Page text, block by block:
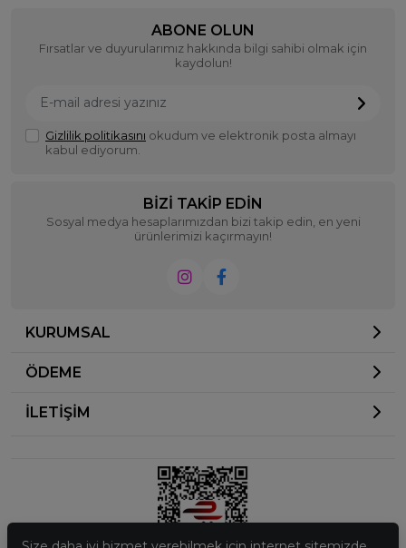
ABONE OLUN
Fırsatlar ve duyurularımız hakkında bilgi sahibi olmak için
kaydolun!
Gizlilik politikasını okudum ve elektronik posta almayı
kabul ediyorum.
BIZI TAKIP EDIN
Sosyal medya hesaplarımızdan bizi takip edin, en yeni
ürünlerimizi kaçırmayın!
KURUMSAL
ÖDEME
İLETİŞİM